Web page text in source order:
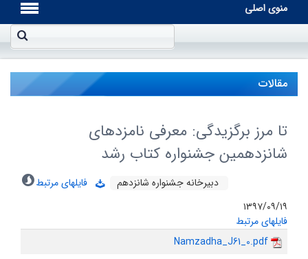
منوی اصلی
مقالات
تا مرز برگزیدگی: معرفی نامزدهای
شانزدهمین جشنواره کتاب رشد
دبیرخانه جشنواره شانزدهم
فایلهای مرتبط
۱۳۹۷/۰۹/۱۹
فایلهای مرتبط
Namzadha_J61_0.pdf